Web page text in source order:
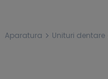
Aparatura Unituri dentare